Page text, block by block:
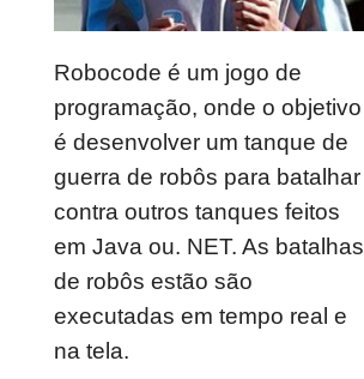
Robocode é um jogo de
programação, onde o objetivo
é desenvolver um tanque de
guerra de robôs para batalhar
contra outros tanques feitos
em Java ou. NET. As batalhas
de robôs estão são
executadas em tempo real e
na tela.